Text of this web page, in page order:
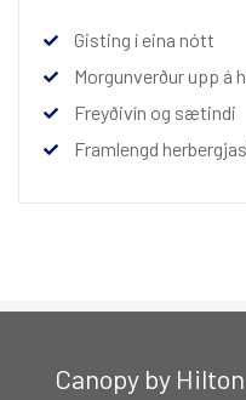
Gisting í eina nótt
Morgunverður upp á
Freyðivín og sætindi
Framlengd
Canopy by